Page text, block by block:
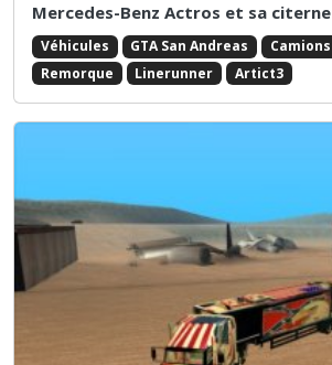
Mercedes-Benz Actros et sa citerne
Véhicules GTA San Andreas Camions
Remorque
Linerunner Artict3